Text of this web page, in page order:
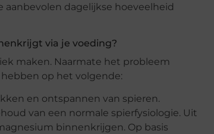
aanbevolen dagelijkse hoeveelheid
via je voeding?
maken. Naarmate het probleem
op het volgende:
en ontspannen van spieren.
van een normale spierfysiologie. Uit
binnenkrijgen. Op basis